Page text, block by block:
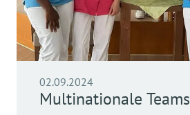
02.09.2024
Multinationale Teams